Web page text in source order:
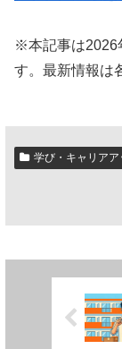
※本記事は2026
す。最新情報は
学び・キャリアア